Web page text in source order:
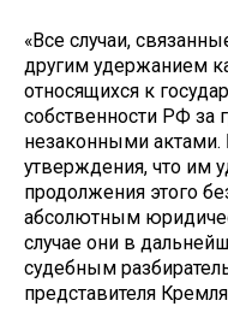
«Все случаи,
другим удержанием
относящихся к
собственности РФ за
незаконными актами.
утверждения, что им
продолжения этого
абсолютным
случае они в
судебным
представителя